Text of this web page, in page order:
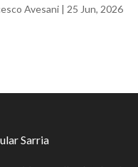
Avesani| 25 Jun, 2026